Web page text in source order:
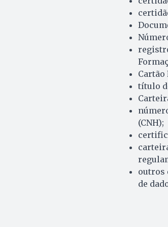
Cartão
título
(CNH);
outros
de